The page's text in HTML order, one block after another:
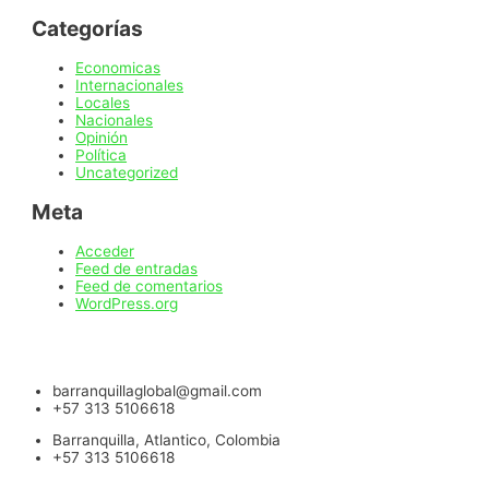
Categorías
Economicas
Internacionales
Locales
Nacionales
Opinión
Política
Uncategorized
Meta
Acceder
Feed de entradas
Feed de comentarios
WordPress.org
barranquillaglobal@gmail.com
+57 313 5106618
Barranquilla, Atlantico, Colombia
+57 313 5106618